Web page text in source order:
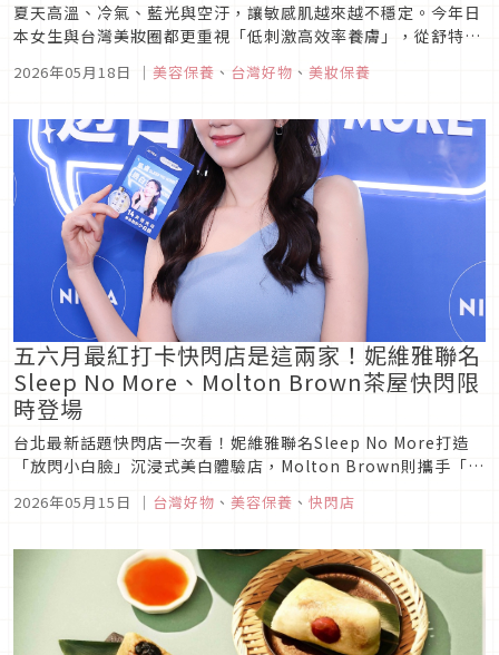
夏天高溫、冷氣、藍光與空汙，讓敏感肌越來越不穩定。今年日
本女生與台灣美妝圈都更重視「低刺激高效率養膚」，從舒特膚
溫和方式養出穩定透亮原生肌。
2026年05月18日 ｜ 美容保養 、 台灣好物 、 美妝保養
五六月最紅打卡快閃店是這兩家！妮維雅聯名
Sleep No More、Molton Brown茶屋快閃限
時登場
台北最新話題快閃店一次看！妮維雅聯名Sleep No More打造
「放閃小白臉」沉浸式美白體驗店，Molton Brown則攜手「箱
茶甜點與木質香氛，全都是近期最值得朝聖的打卡熱點。
2026年05月15日 ｜ 台灣好物 、 美容保養 、 快閃店